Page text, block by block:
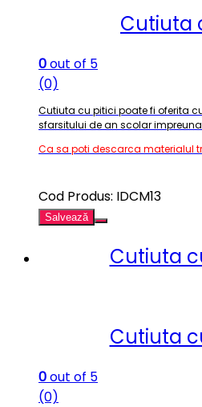
Cutiuta
0out of 5
(0)
Cutiuta cu pitici poate fi oferita
sfarsitului de an scolar
Ca sa poti descarca materialul
Cod Produs: IDCM13
Salvează
Cutiuta
Cutiuta
0out of 5
(0)